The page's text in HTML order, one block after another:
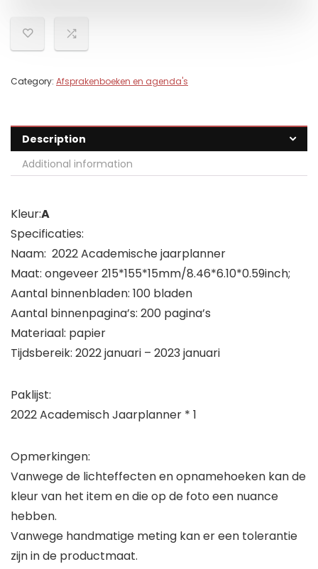
Category: Afsprakenboeken en agenda's
Description
Additional information
Kleur:A
Specificaties:
Naam: 2022 Academische jaarplanner
Maat: ongeveer 215*155*15mm/8.46*6.10*0.59inch;
Aantal binnenbladen: 100 bladen
Aantal binnenpagina’s: 200 pagina’s
Materiaal: papier
Tijdsbereik: 2022 januari – 2023 januari
Paklijst:
2022 Academisch Jaarplanner * 1
Opmerkingen:
Vanwege de lichteffecten en opnamehoeken kan de
kleur van het item en die op de foto een nuance
hebben.
Vanwege handmatige meting kan er een tolerantie
zijn in de productmaat.